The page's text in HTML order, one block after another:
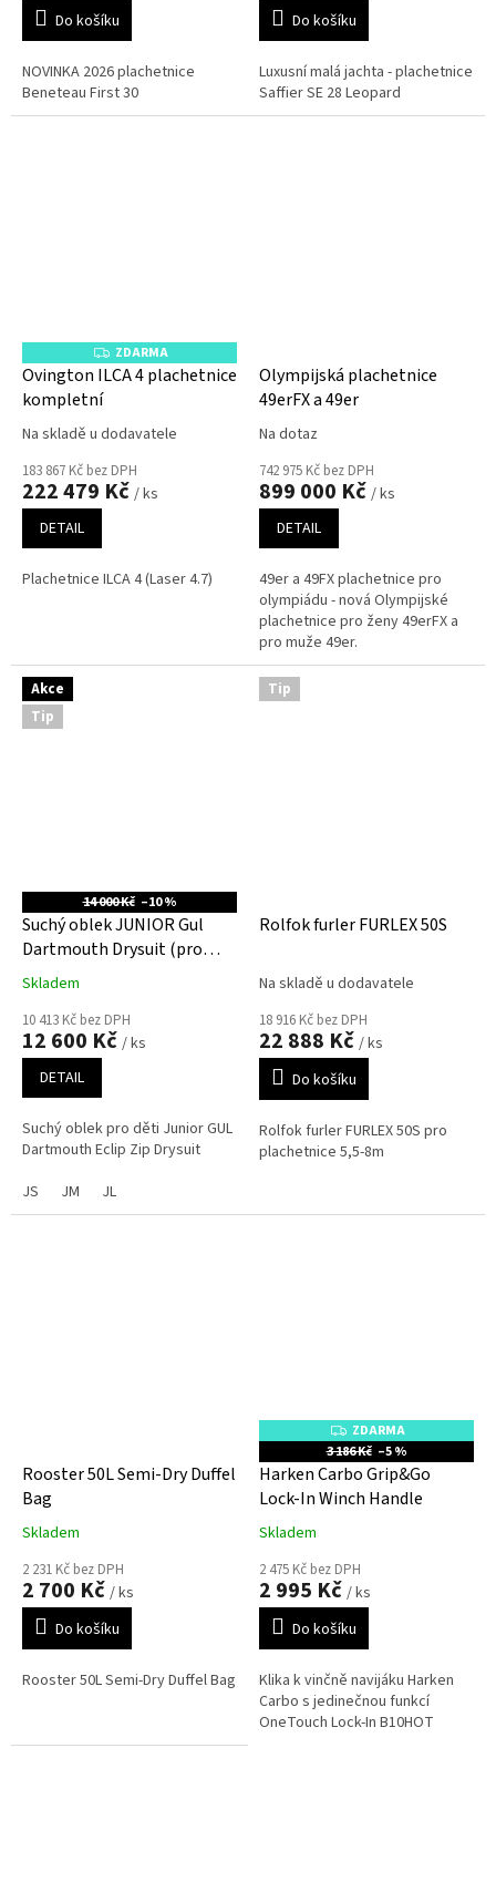
Do košíku
NOVINKA 2026 plachetnice
Beneteau First 30
Do košíku
Luxusní malá jachta - plachetnice
Saffier SE 28 Leopard
Z
D
A
A
ZDARMA
Ovington ILCA 4 plachetnice
kompletní
Na skladě u dodavatele
183 867 Kč bez DPH
222 479 Kč / ks
DETAIL
Plachetnice ILCA 4 (Laser 4.7)
Olympijská plachetnice
49erFX a 49er
Na dotaz
742 975 Kč bez DPH
899 000 Kč / ks
DETAIL
49er a 49FX plachetnice pro
olympiádu - nová Olympijské
plachetnice pro ženy 49erFX a
pro muže 49er.
Akce
Tip
14 000 Kč –10 %
Suchý oblek JUNIOR Gul
Dartmouth Drysuit (pro
děti)
Skladem
10 413 Kč bez DPH
12 600 Kč / ks
DETAIL
Suchý oblek pro děti Junior GUL
Dartmouth Eclip Zip Drysuit
JS
JM JL
Tip
Rolfok furler FURLEX 50S
Na skladě u dodavatele
18 916 Kč bez DPH
22 888 Kč / ks
Do košíku
Rolfok furler FURLEX 50S pro
plachetnice 5,5-8m
Rooster 50L Semi-Dry Duffel
Bag
Skladem
2 231 Kč bez DPH
2 700 Kč / ks
Do košíku
Rooster 50L Semi-Dry Duffel Bag
Z
D
A
R
M
A
ZDARMA
3 186 Kč –5 %
Harken Carbo Grip&Go
Lock-In Winch Handle
Skladem
2 475 Kč bez DPH
2 995 Kč / ks
Do košíku
Klika k vinčně navijáku Harken
Carbo s jedinečnou funkcí
OneTouch Lock-In B10HOT